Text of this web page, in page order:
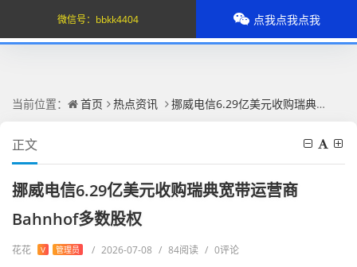
当前位置： 首页 热点资讯 挪威电信6.29亿美元收购瑞典宽带运营商Bahnhof多数股权
正文
挪威电信6.29亿美元收购瑞典宽带运营商
Bahnhof多数股权
花花 V 管理员 / 2026-07-08 / 84阅读 / 0评论
微信号： bbkk4404 点我点我点我